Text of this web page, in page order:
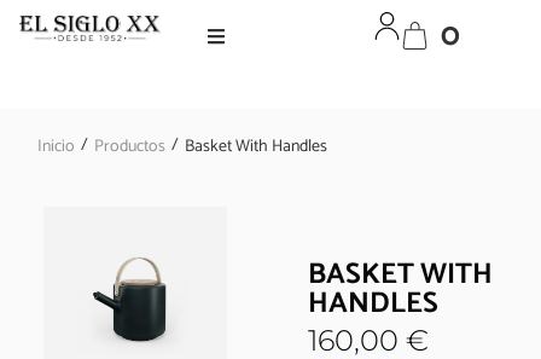
0
Inicio / Productos / Basket With Handles
BASKET WITH
HANDLES
160,00€